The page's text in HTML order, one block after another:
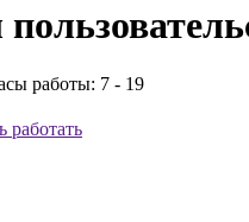
работы: 7 - 19
работать